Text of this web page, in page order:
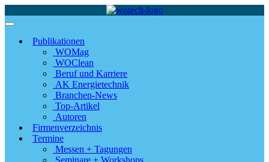
Publikationen
WOMag
WOClean
Beruf und Karriere
AK Energietechnik
Branchen-News
Top-Artikel
Autoren
Firmenverzeichnis
Termine
Messen + Tagungen
Seminare + Workshops